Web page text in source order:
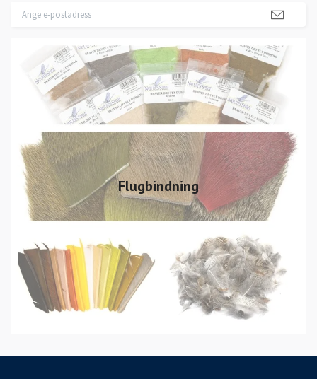
Flugbindning